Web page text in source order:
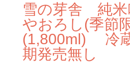
雪の芽舎 純
やおろし(季節
(1,800ml) 冷
期発売無し